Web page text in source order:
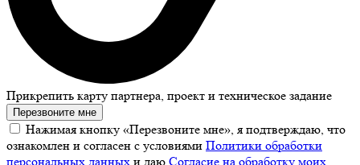
Прикрепить карту партнера, проект и техническое задание
Перезвоните мне
Нажимая кнопку «Перезвоните мне», я подтверждаю, что
ознакомлен и согласен с условиями Политики обработки
персональных данных и даю Согласие на обработку моих